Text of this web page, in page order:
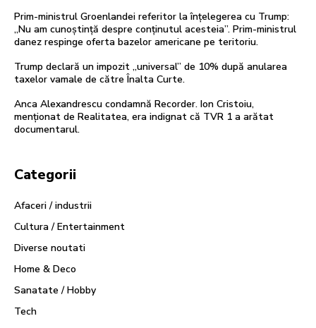
Prim-ministrul Groenlandei referitor la înțelegerea cu Trump:
„Nu am cunoștință despre conținutul acesteia”. Prim-ministrul
danez respinge oferta bazelor americane pe teritoriu.
Trump declară un impozit „universal” de 10% după anularea
taxelor vamale de către Înalta Curte.
Anca Alexandrescu condamnă Recorder. Ion Cristoiu,
menționat de Realitatea, era indignat că TVR 1 a arătat
documentarul.
Categorii
Afaceri / industrii
Cultura / Entertainment
Diverse noutati
Home & Deco
Sanatate / Hobby
Tech